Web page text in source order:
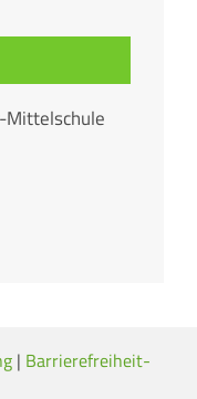
Mittelschule
| Barrierefreiheit-